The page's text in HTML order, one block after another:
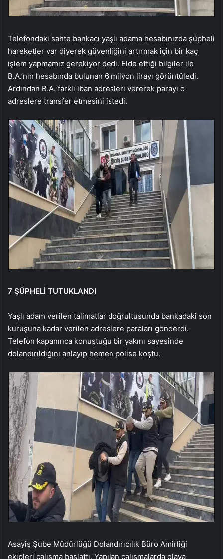
Telefondaki sahte bankacı yaşlı adama hesabınızda şüpheli
hareketler var diyerek güvenliğini artırmak için bir kaç
işlem yapmamız gerekiyor dedi. Elde ettiği bilgiler ile
B.A.’nın hesabında bulunan 6 milyon lirayı görüntüledi.
Ardından B.A. farklı iban adresleri vererek parayı o
adreslere transfer etmesini istedi.
7 ŞÜPHELİ TUTUKLANDI
Yaşlı adam verilen talimatlar doğrultusunda bankadaki son
kuruşuna kadar verilen adreslere paraları gönderdi.
Telefon kapanınca konuştuğu bir yakını sayesinde
dolandırıldığını anlayıp hemen polise koştu.
Asayiş Şube Müdürlüğü Dolandırıcılık Büro Amirliği
ekipleri çalışma başlattı. Yapılan çalışmalarda olaya